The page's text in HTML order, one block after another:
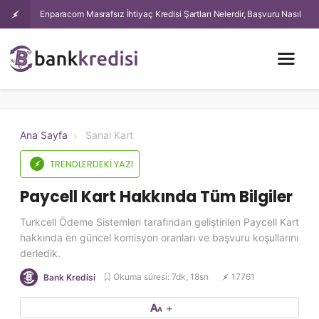
Enparacom Masrafsız İhtiyaç Kredisi Şartları Nelerdir, Başvuru Nasıl
Ana Sayfa Sanal Kart
TRENDLERDEKI YAZI
Paycell Kart Hakkında Tüm Bilgiler
Turkcell Ödeme Sistemleri tarafından geliştirilen Paycell Kart
hakkında en güncel komisyon oranları ve başvuru koşullarını
derledik.
Bank Kredisi Okuma süresi: 7dk, 18sn 17761
+